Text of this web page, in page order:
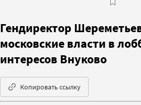
Гендиректор
моcковские власти в
интересов Внуково
Копировать ссылку